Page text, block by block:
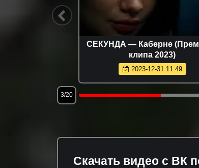
СЕКУНДА — Каберне
клипа 2023)
2023-12-31 11:49
3/20
Скачать видео с ВК